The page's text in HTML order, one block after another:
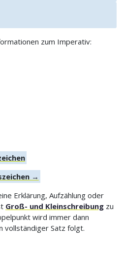
zum Imperativ:
→
Erklärung, Aufzählung oder
Groß- und Kleinschreibung zu
wird immer dann
vollständiger Satz folgt.